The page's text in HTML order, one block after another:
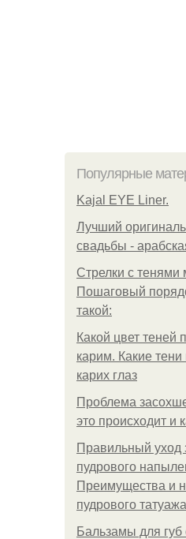
Популярные
Kajal EYE Liner.
Лучший
свадьбы -
Стрелки с тенями
Пошаговый
такой:
Какой цвет теней
карим. Какие тени
карих глаз
Проблема
это происходит и
Правильный уход
пудрового
Преимущества и
пудрового
Бальзамы для